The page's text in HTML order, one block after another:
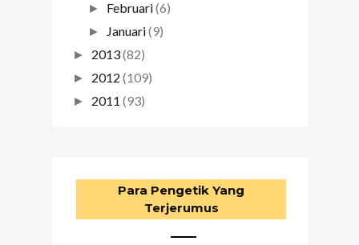
► Februari(6)
► Januari(9)
► 2013(82)
► 2012 (109)
► 2011 (93)
Para Pengetik Yang
Terjerumus